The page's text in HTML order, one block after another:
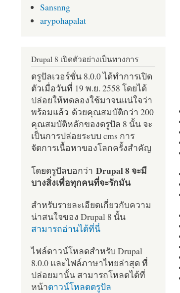
Sansnng
arypohapalat
Drupal 8 เปิดตัวอย่างเป็นทางการ
ดรูปัลเวอร์ชั่น 8.0.0 ได้ทำการเปิด
ตัวเมื่อวันที่ 19 พ.ย. 2558 โดยได้
ปล่อยให้ทดลองใช้มาจนแน่ใจว่า
พร้อมแล้ว ด้วยคุณสมบัติกว่า 200
คุณสมบัติหลักของดรูปัล 8 นั้น จะ
เป็นการปล่อยระบบ cms การ
จัดการเนื้อหาของโลกครั้งสำคัญ
โดยดรูปัลบอกว่า Drupal 8 จะมี
บางสิ่งเพื่อทุกคนที่จะรักมัน
สำหรับรายละเอียดเกี่ยวกับความ
น่าสนใจของ Drupal 8 นั้น
สามารถอ่านได้ที่นี่
ไฟล์ดาวน์โหลดสำหรับ Drupal
8.0.0 และไฟล์ภาษาไทยล่าสุด ที่
ปล่อยมานั้น สามารถโหลดได้ที่
หน้าดาวน์โหลดดรูปัล